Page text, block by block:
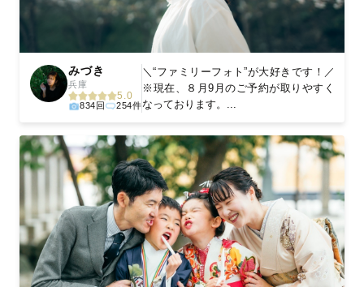
みづき
兵庫
5.0
834回 254件
＼“ファミリーフォト”が大好きです！／
※現在、８月9月のご予約が取りやすく
なっております。...